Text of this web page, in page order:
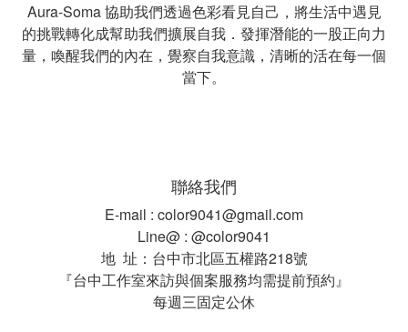
Aura-Soma 協助我們透過色彩看見自己，將生活中遇見
的挑戰轉化成幫助我們擴展自我．發揮潛能的一股正向力
量，喚醒我們的內在，覺察自我意識，清晰的活在每一個
當下。
聯絡我們
E-mail : color9041@gmail.com
Line@ : @color9041
地 址：台中市北區五權路218號
『台中工作室來訪與個案服務均需提前預約』
每週三固定公休